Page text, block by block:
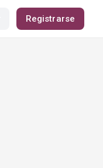
Registrarse